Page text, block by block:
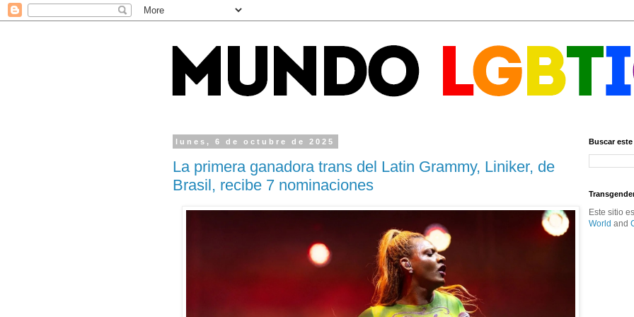
lunes, 6 de octubre de 2025
La primera ganadora trans del Latin Grammy, Liniker, de
Brasil, recibe 7 nominaciones
Buscar
Este sitio
World and